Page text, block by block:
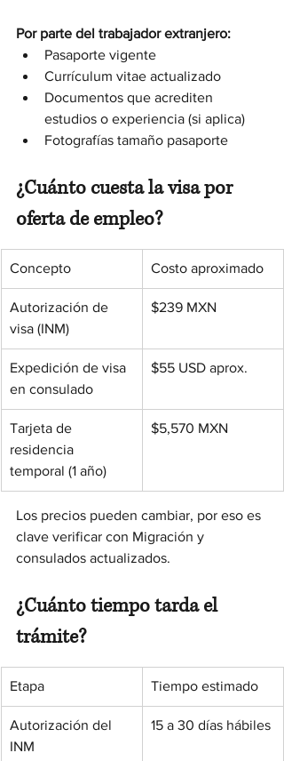
Por parte del trabajador extranjero:
Pasaporte vigente
Currículum vitae actualizado
Documentos que acrediten
estudios o experiencia (si aplica)
Fotografías tamaño pasaporte
¿Cuánto cuesta la visa por
oferta de empleo?
Concepto Costo aproximado
Autorización de
visa (INM)
$239 MXN
Expedición de visa
en consulado
$55 USD aprox.
Tarjeta de
residencia
temporal (1 año)
$5,570 MXN
Los precios pueden cambiar, por eso es
clave verificar con Migración y
consulados actualizados.
¿Cuánto tiempo tarda el
trámite?
Etapa Tiempo estimado
Autorización del
INM
15 a 30 días hábiles